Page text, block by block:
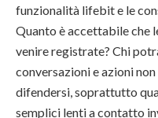
funzionalità lifebit e le
Quanto è accettabile che
venire registrate? Chi
conversazioni e azioni
difendersi, soprattutto
semplici lenti a contatto